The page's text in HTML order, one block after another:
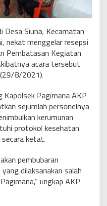
Desa Siuna, Kecamatan
nekat menggelar resepsi
Pembatasan Kegiatan
acara tersebut
8/2021).
Kapolsek Pagimana AKP
sejumlah personelnya
kerumunan
protokol kesehatan
secara ketat.
pembubaran
dilaksanakan salah
ungkap AKP